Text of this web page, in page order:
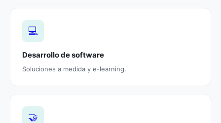
💻
Desarrollo de software
Soluciones a medida y e-learning.
🤝